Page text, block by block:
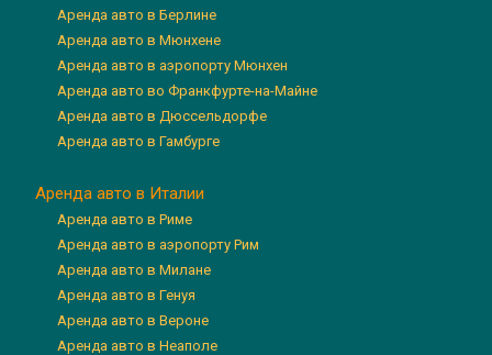
Аренда авто в Берлине
Аренда авто в Мюнхене
Аренда авто в аэропорту Мюнхен
Аренда авто во Франкфурте-на-Майне
Аренда авто в Дюссельдорфе
Аренда авто в Гамбурге
Аренда авто в Италии
Аренда авто в Риме
Аренда авто в аэропорту Рим
Аренда авто в Милане
Аренда авто в Генуя
Аренда авто в Вероне
Аренда авто в Неаполе